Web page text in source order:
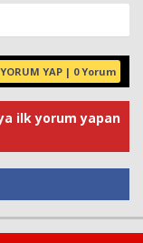
YORUM YAP | 0 Yorum
ilk yorum yapan